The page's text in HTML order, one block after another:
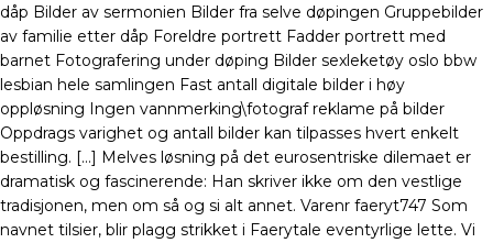
dåp Bilder av sermonien Bilder fra selve døpingen Gruppebilder
av familie etter dåp Foreldre portrett Fadder portrett med
barnet Fotografering under døping Bilder sexleketøy oslo bbw
lesbian hele samlingen Fast antall digitale bilder i høy
oppløsning Ingen vannmerking\fotograf reklame på bilder
Oppdrags varighet og antall bilder kan tilpasses hvert enkelt
bestilling. […] Melves løsning på det eurosentriske dilemaet er
dramatisk og fascinerende: Han skriver ikke om den vestlige
tradisjonen, men om så og si alt annet. Varenr faeryt747 Som
navnet tilsier, blir plagg strikket i Faerytale eventyrlige lette. Vi